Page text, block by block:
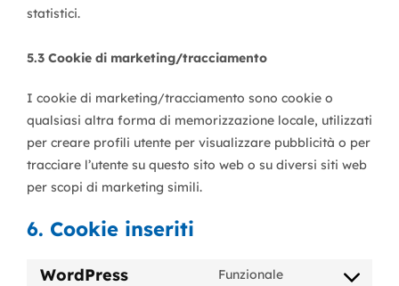
statistici.
5.3 Cookie di marketing/tracciamento
I cookie di marketing/tracciamento sono cookie o
qualsiasi altra forma di memorizzazione locale, utilizzati
per creare profili utente per visualizzare pubblicità o per
tracciare l’utente su questo sito web o su diversi siti web
per scopi di marketing simili.
6. Cookie inseriti
WordPress Funzionale